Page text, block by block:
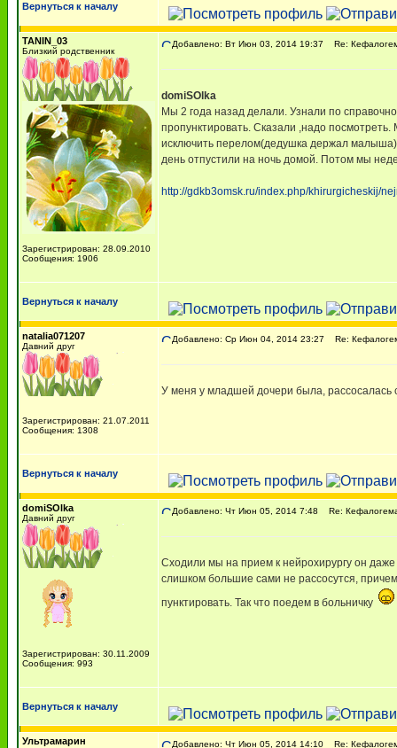
Вернуться к началу
TANIN_03
Близкий родственник
Зарегистрирован: 28.09.2010
Сообщения: 1906
Добавлено: Вт Июн 03, 2014 19:37 Re:
domiSOlka
Мы 2 года назад делали. Узнали по
пропунктировать. Сказали ,надо
исключить перелом(дедушка держал
день отпустили на ночь домой. Потом мы
http://gdkb3omsk.ru/index.php/khirurgicheskij/
Вернуться к началу
natalia071207
Давний друг
Зарегистрирован: 21.07.2011
Сообщения: 1308
Добавлено: Ср Июн 04, 2014 23:27 Re:
У меня у младшей дочери была, рассосалась
Вернуться к началу
domiSOlka
Давний друг
Зарегистрирован: 30.11.2009
Сообщения: 993
Добавлено: Чт Июн 05, 2014 7:48 Re:
Сходили мы на прием к нейрохирургу он
слишком большие сами не рассосутся,
пунктировать. Так что поедем в больничку
Вернуться к началу
Ультрамарин Добавлено: Чт Июн 05, 2014 14:10 Re: